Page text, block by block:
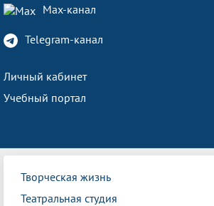
Max-канал
Telegram-канал
Личный кабинет
Учебный портал
Творческая жизнь
Театральная студия